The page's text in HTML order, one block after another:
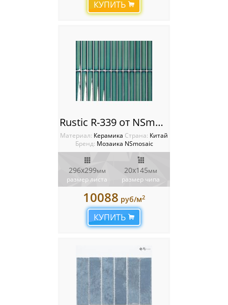
Мозаика Starmosaic
Мозаика Tonomosaic
Мозаика Опера Декора
КУПИТЬ
Rustic R-339 от NSmosaic
Материал: Керамика Cтрана: Китай
Бренд: Мозаика NSmosaic
296x299мм
размер листа
20x145мм
размер чипа
10088 руб/м2
КУПИТЬ